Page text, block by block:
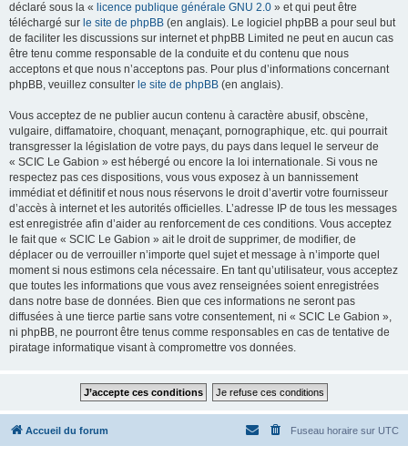
déclaré sous la « licence publique générale GNU 2.0 » et qui peut être
téléchargé sur le site de phpBB (en anglais). Le logiciel phpBB a pour seul but
de faciliter les discussions sur internet et phpBB Limited ne peut en aucun cas
être tenu comme responsable de la conduite et du contenu que nous
acceptons et que nous n’acceptons pas. Pour plus d’informations concernant
phpBB, veuillez consulter le site de phpBB (en anglais).
Vous acceptez de ne publier aucun contenu à caractère abusif, obscène,
vulgaire, diffamatoire, choquant, menaçant, pornographique, etc. qui pourrait
transgresser la législation de votre pays, du pays dans lequel le serveur de
« SCIC Le Gabion » est hébergé ou encore la loi internationale. Si vous ne
respectez pas ces dispositions, vous vous exposez à un bannissement
immédiat et définitif et nous nous réservons le droit d’avertir votre fournisseur
d’accès à internet et les autorités officielles. L’adresse IP de tous les messages
est enregistrée afin d’aider au renforcement de ces conditions. Vous acceptez
le fait que « SCIC Le Gabion » ait le droit de supprimer, de modifier, de
déplacer ou de verrouiller n’importe quel sujet et message à n’importe quel
moment si nous estimons cela nécessaire. En tant qu’utilisateur, vous acceptez
que toutes les informations que vous avez renseignées soient enregistrées
dans notre base de données. Bien que ces informations ne seront pas
diffusées à une tierce partie sans votre consentement, ni « SCIC Le Gabion »,
ni phpBB, ne pourront être tenus comme responsables en cas de tentative de
piratage informatique visant à compromettre vos données.
Accueil du forum Fuseau horaire sur UTC